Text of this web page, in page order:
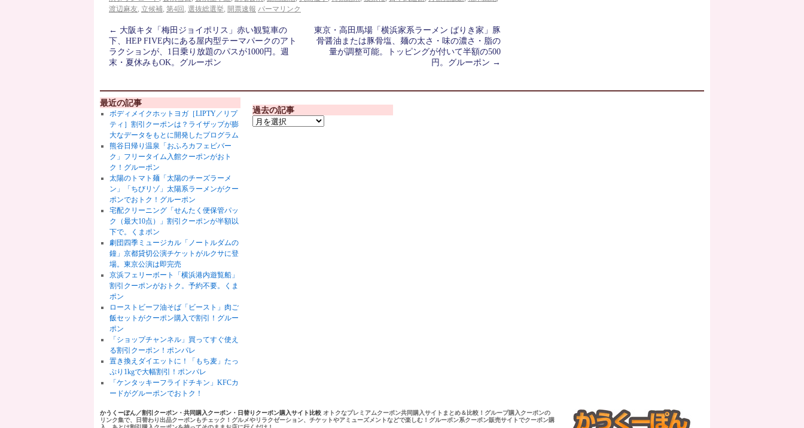
渡辺麻友, 立候補, 第4回 , 選抜総選挙, 開票速報 パーマリンク
← 大阪キタ「梅田ジョイポリス」赤い観覧車の
下、HEP FIVE内にある屋内型テーマパークのアト
ラクションが、1日乗り放題のパスが1000円。週
末・夏休みもOK。グルーポン
東京・高田馬場「横浜家系ラーメン ばりき家」豚
骨醤油または豚骨塩、麺の太さ・味の濃さ・脂の
量が調整可能。トッピングが付いて半額の500
円。グルーポン →
最近の記事
ボディメイクホットヨガ［LIPTY／リプ
ティ］割引クーポンは？ライザップが膨
大なデータをもとに開発したプログラム
熊谷日帰り温泉「おふろカフェビバー
ク」フリータイム入館クーポンがおト
ク！グルーポン
太陽のトマト麺「太陽のチーズラーメ
ン」「ちびリゾ」太陽系ラーメンがクー
ポンでおトク！グルーポン
宅配クリーニング「せんたく便保管パッ
ク（最大10点）」割引クーポンが半額以
下で。くまポン
劇団四季ミュージカル「ノートルダムの
鐘」京都貸切公演チケットがルクサに登
場。東京公演は即完売
京浜フェリーボート「横浜港内遊覧船」
割引クーポンがおトク。予約不要。くま
ポン
ローストビーフ油そば「ビースト」肉ご
飯セットがクーポン購入で割引！グルー
ポン
「ショップチャンネル」買ってすぐ使え
る割引クーポン！ポンパレ
置き換えダイエットに！「もち麦」たっ
ぷり1kgで大幅割引！ポンパレ
「ケンタッキーフライドチキン」KFCカ
ードがグルーポンでおトク！
過去の記事
かうくーぽん／割引クーポン・共同購入クーポン・日替りクーポン購入サイト比較 オトクなプレミアムクーポン共同購入サイトまとめ＆比較！グループ購入クーポンの
リンク集で、日替わり出品クーポンもチェック！グルメやリラクゼーション、チケットやアミューズメントなどで楽しむ！グルーポン系クーポン販売サイトでクーポン購